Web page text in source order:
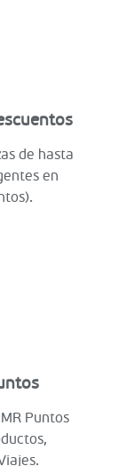
de hasta
en
Puntos